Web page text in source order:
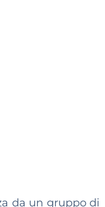
da un gruppo di